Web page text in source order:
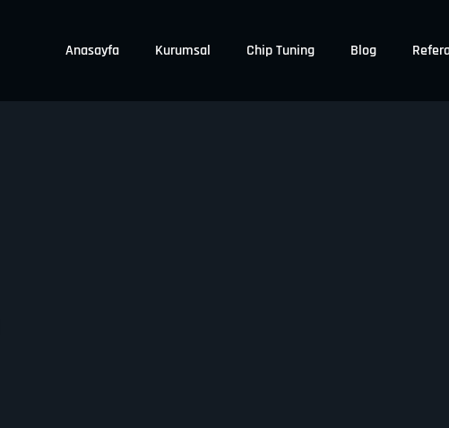
Anasayfa Kurumsal Chip Tuning Blog